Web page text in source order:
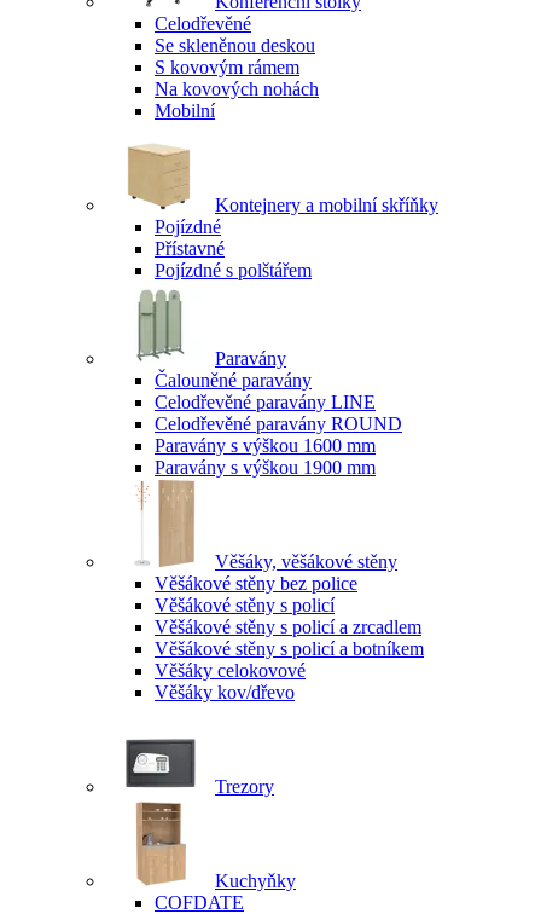
Celodřevěné
Se skleněnou deskou
S kovovým rámem
Na kovových nohách
Mobilní
Kontejnery a mobilní skříňky
Pojízdné
Přístavné
Pojízdné s polštářem
Paravány
Čalouněné paravány
Celodřevěné paravány LINE
Celodřevěné paravány ROUND
Paravány s výškou 1600 mm
Paravány s výškou 1900 mm
Věšáky, věšákové stěny
Věšákové stěny bez police
Věšákové stěny s policí
Věšákové stěny s policí a zrcadlem
Věšákové stěny s policí a botníkem
Věšáky celokovové
Věšáky kov/dřevo
Trezory
Kuchyňky
COFDATE